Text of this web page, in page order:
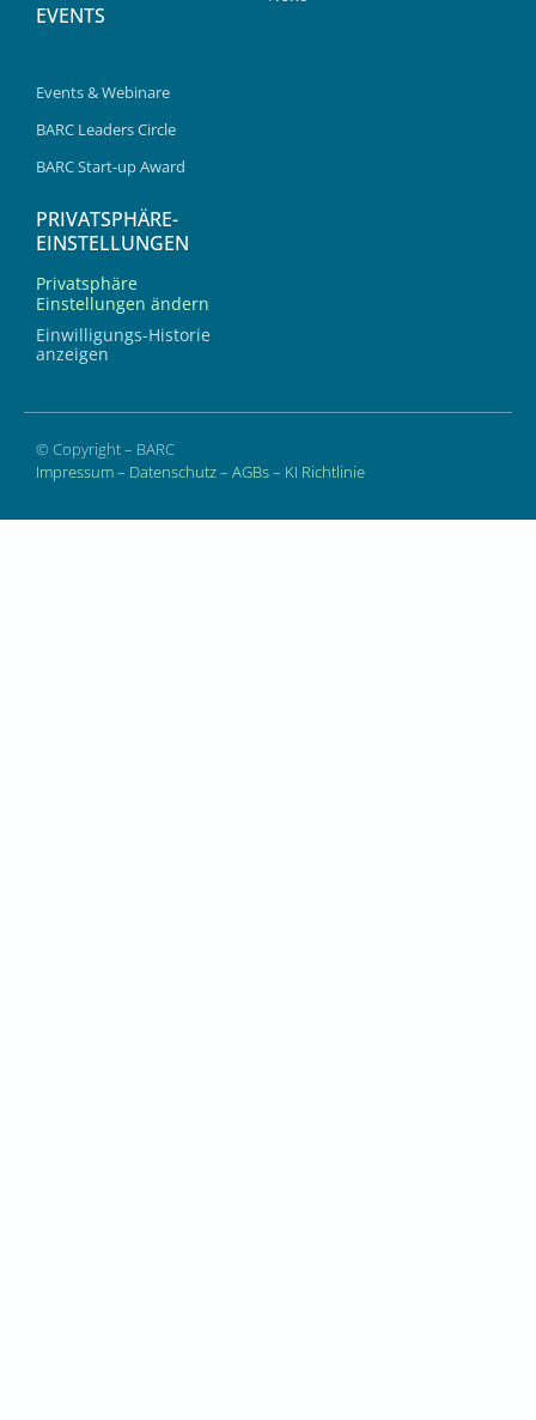
EVENTS
Events & Webinare
BARC Leaders Circle
BARC Start-up Award
PRIVATSPHÄRE-
EINSTELLUNGEN
Privatsphäre
Einstellungen ändern
Einwilligungs-Historie
anzeigen
© Copyright – BARC
Impressum– Datenschutz– AGBs– KI Richtlinie